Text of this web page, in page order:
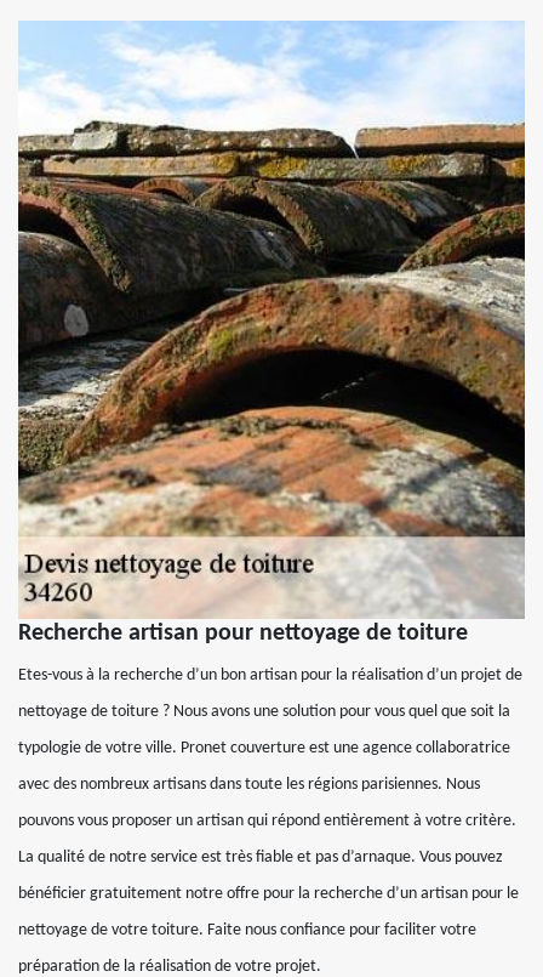
Recherche artisan pour nettoyage de toiture
Etes-vous à la recherche d’un bon artisan pour la réalisation d’un projet de
nettoyage de toiture ? Nous avons une solution pour vous quel que soit la
typologie de votre ville. Pronet couverture est une agence collaboratrice
avec des nombreux artisans dans toute les régions parisiennes. Nous
pouvons vous proposer un artisan qui répond entièrement à votre critère.
La qualité de notre service est très fiable et pas d’arnaque. Vous pouvez
bénéficier gratuitement notre offre pour la recherche d’un artisan pour le
nettoyage de votre toiture. Faite nous confiance pour faciliter votre
préparation de la réalisation de votre projet.